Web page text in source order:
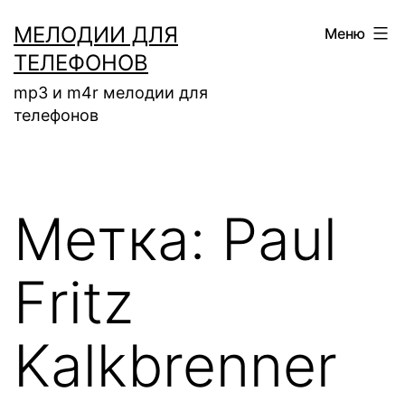
содержимому
МЕЛОДИИ ДЛЯ
ТЕЛЕФОНОВ
mp3 и m4r мелодии для
телефонов
Меню
Метка: Paul
Fritz
Kalkbrenner